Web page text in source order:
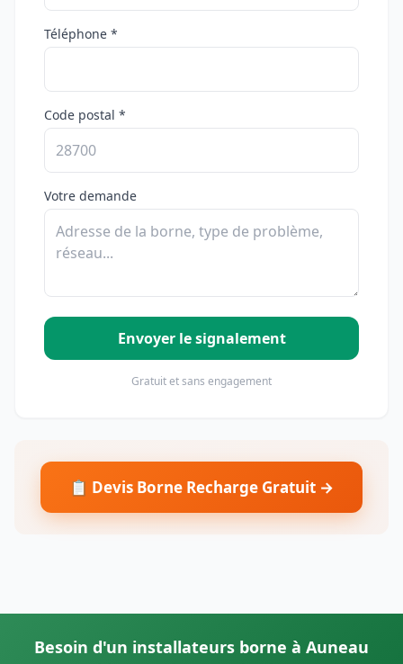
Téléphone *
Code postal *
Votre demande
Envoyer le signalement
Gratuit et sans engagement
📋 Devis Borne Recharge Gratuit →
Besoin d'un installateurs borne à Auneau